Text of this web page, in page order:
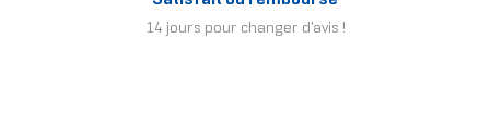
14 jours pour changer d'avis !